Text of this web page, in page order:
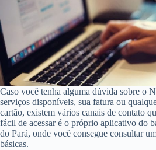
Caso você tenha alguma dúvida sobre o
serviços disponíveis, sua fatura ou
cartão, existem vários canais de contato
fácil de acessar é o próprio aplicativo do
do Pará, onde você consegue consultar
básicas.